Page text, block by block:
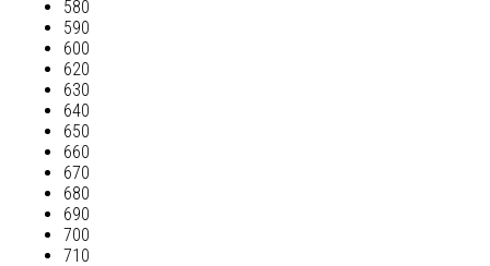
580
590
600
620
630
640
650
660
670
680
690
700
710